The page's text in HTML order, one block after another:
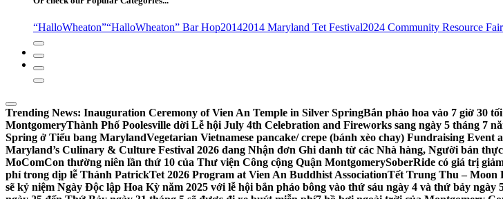
“HalloWheaton”“HalloWheaton” Bar Hop20142014 Maryland Tet Festival2024 Community Resource
Trending News: Inauguration Ceremony of Vien An Temple in Silver SpringBắn pháo hoa vào 7 giờ 30
MontgomeryThành Phố Poolesville dời Lễ hội July 4th Celebration and Fireworks sang ngày 5 tháng 7
Spring ở Tiểu bang MarylandVegetarian Vietnamese pancake/ crepe (bánh xèo chay) Fundraising Event
Maryland’s Culinary & Culture Festival 2026 đang Nhận đơn Ghi danh từ các Nhà hàng, Người bán
MoComCon thường niên lần thứ 10 của Thư viện Công cộng Quận MontgomerySoberRide có giá trị
phí trong dịp lễ Thánh PatrickTet 2026 Program at Vien An Buddhist AssociationTết Trung Thu – Moon
sẽ kỷ niệm Ngày Độc lập Hoa Kỳ năm 2025 với lễ hội bắn pháo bông vào thứ sáu ngày 4 và thứ bảy ngày